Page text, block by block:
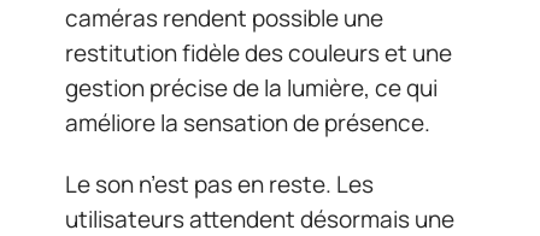
caméras rendent possible une
restitution fidèle des couleurs et une
gestion précise de la lumière, ce qui
améliore la sensation de présence.
Le son n’est pas en reste. Les
utilisateurs attendent désormais une